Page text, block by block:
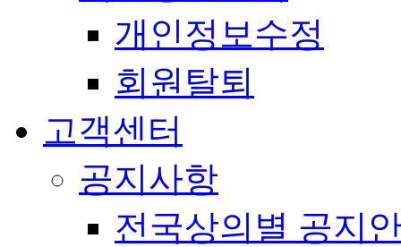
개인정보수정
회원탈퇴
고객센터
공지사항
전국상의별 공지